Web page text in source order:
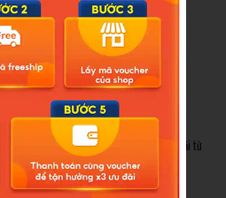
lừa đảo kết hôn: Khi sính lễ trở thành ‘cái
xóa ‘mù bơi’ cho học sinh TP.HCM: Lời giải từ
trực tiếp